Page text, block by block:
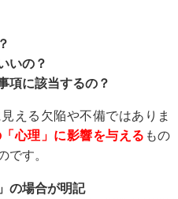
いの？
項に該当するの？
える欠陥や不備ではありま
心理」に影響を与える もの
です。
の場合が明記